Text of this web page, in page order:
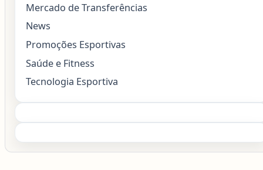
Mercado de Transferências
News
Promoções Esportivas
Saúde e Fitness
Tecnologia Esportiva